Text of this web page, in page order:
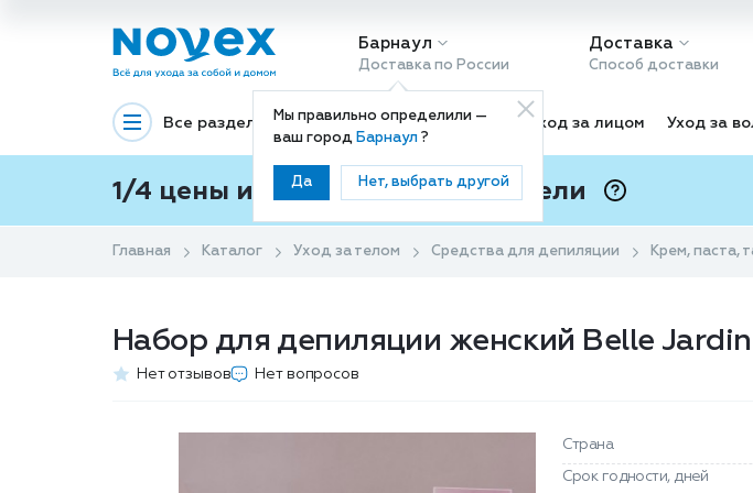
Барнаул
Доставка по России
Мы правильно определили —
ваш город Барнаул?
Да Нет, выбрать другой
Доставка
Способ доставки
Все разделы Декоративная косметика Уход за лицом Уход за
1/4 цены и покупки ваши с Подели
Главная Каталог Уход за телом Средства для депиляции Крем, паста,
Набор для депиляции женский Belle
Нет отзывов Нет вопросов
Страна
Срок годности, дней